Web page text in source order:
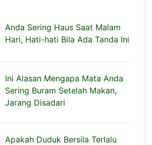
Anda Sering Haus Saat Malam
Hari, Hati-hati Bila Ada Tanda Ini
Ini Alasan Mengapa Mata Anda
Sering Buram Setelah Makan,
Jarang Disadari
Apakah Duduk Bersila Terlalu